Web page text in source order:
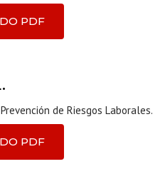
PDF
de Riesgos Laborales.
PDF